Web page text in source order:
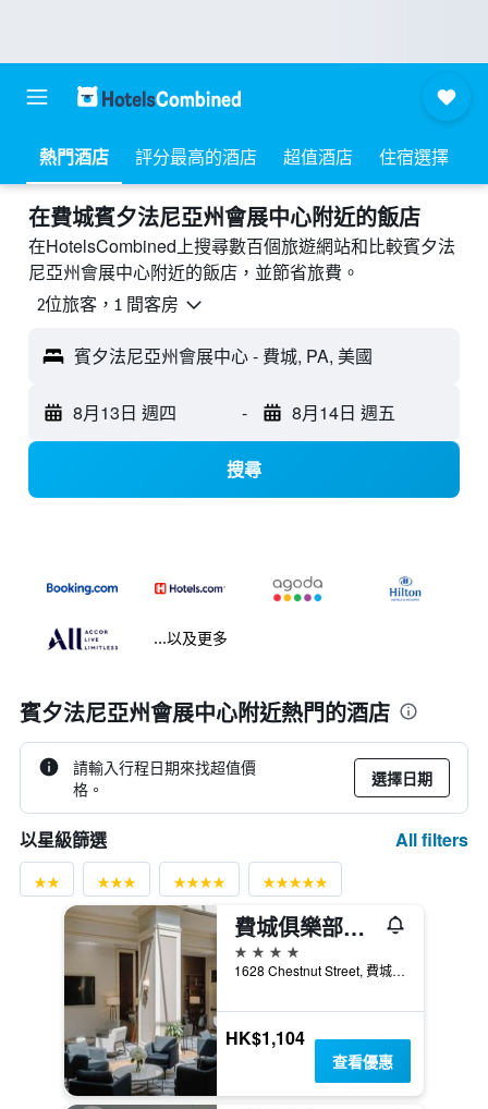
熱門酒店 評分最高的酒店 超值酒店 住宿選擇
​在費城賓夕法尼亞州會展中心附近​的飯店
在HotelsCombined上搜尋數百個旅遊網站和比較賓夕法
尼亞州會展中心附近的飯店，並節省旅費。
2位旅客，1 間客房
賓夕法尼亞州會展中心 - 費城, PA, 美國
8月13日 週四 - 8月14日 週五
搜尋
...以及更多
賓夕法尼亞州會展中心附近熱門的酒店
請輸入行程日期來找超值價
格。
選擇日期
以星級篩選 All filters
費城俱樂部住宅飯店
4星級
1628 Chestnut Street, 費城, PA, 美國
HK$1,104
查看優惠